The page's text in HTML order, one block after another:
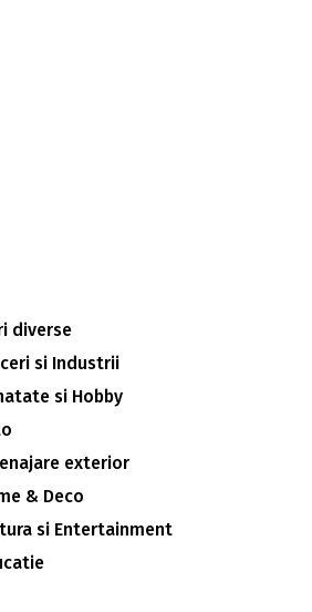
diverse
si Industrii
si Hobby
exterior
& Deco
si Entertainment